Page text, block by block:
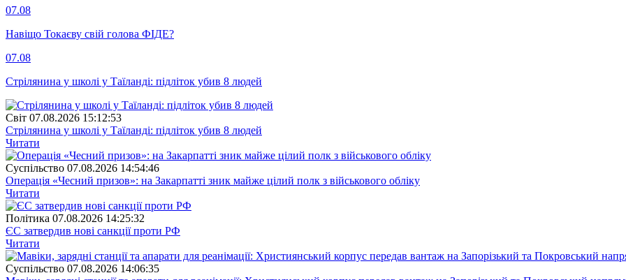
07.08
Навіщо Токаєву свій голова ФІДЕ?
07.08
Стрілянина у школі у Таїланді: підліток убив 8 людей
Свiт 07.08.2026 15:12:53
Стрілянина у школі у Таїланді: підліток убив 8 людей
Читати
Суспiльство 07.08.2026 14:54:46
Операція «Чесний призов»: на Закарпатті зник майже цілий полк з військового обліку
Читати
Полiтика 07.08.2026 14:25:32
ЄС затвердив нові санкції проти РФ
Читати
Суспiльство 07.08.2026 14:06:35